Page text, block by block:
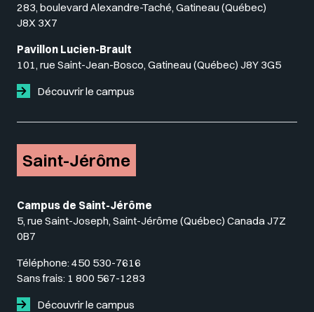
283, boulevard Alexandre-Taché, Gatineau (Québec)
J8X 3X7
Pavillon Lucien-Brault
101, rue Saint-Jean-Bosco, Gatineau (Québec) J8Y 3G5
Découvrir le campus
Saint-Jérôme
Campus de Saint-Jérôme
5, rue Saint-Joseph, Saint-Jérôme (Québec) Canada J7Z
0B7
Téléphone: 450 530-7616
Sans frais: 1 800 567-1283
Découvrir le campus